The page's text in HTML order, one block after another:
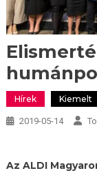
Hírek Kiemelt
2019-05-14
Az ALDI